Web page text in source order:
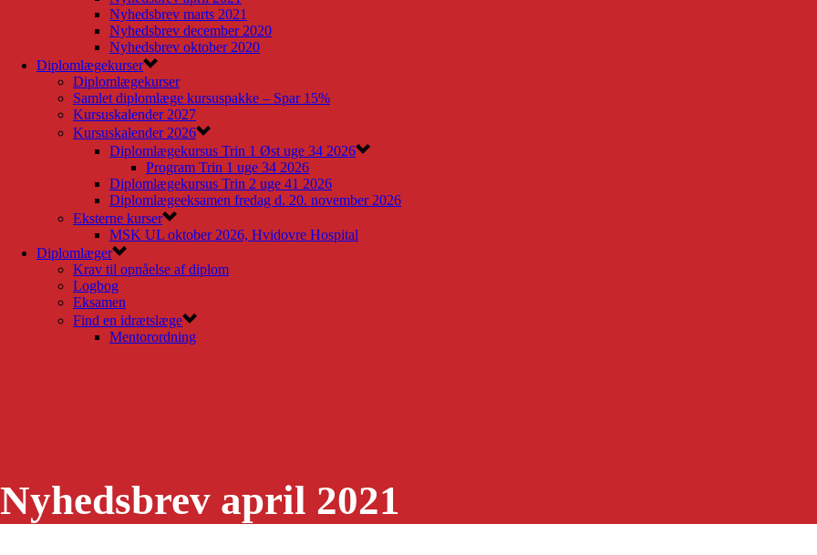
Nyhedsbrev marts 2021
Nyhedsbrev december 2020
Nyhedsbrev oktober 2020
Diplomlægekurser
Diplomlægekurser
Samlet diplomlæge kursuspakke – Spar 15%
Kursuskalender 2027
Kursuskalender 2026
Diplomlægekursus Trin 1 Øst uge 34 2026
Program Trin 1 uge 34 2026
Diplomlægekursus Trin 2 uge 41 2026
Diplomlægeeksamen fredag d. 20. november 2026
Eksterne kurser
MSK UL oktober 2026, Hvidovre Hospital
Diplomlæger
Krav til opnåelse af diplom
Logbog
Eksamen
Find en idrætslæge
Mentorordning
Nyhedsbrev april 2021